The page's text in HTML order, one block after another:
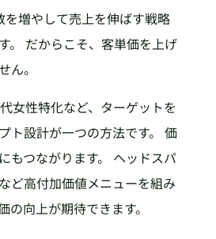
を増やして売上を伸ばす戦略
。 だからこそ、客単価を上げ
ん。
女性特化など、ターゲットを
ト設計が一つの方法です。 価
もつながります。 ヘッドスパ
ど高付加価値メニューを組み
の向上が期待できます。